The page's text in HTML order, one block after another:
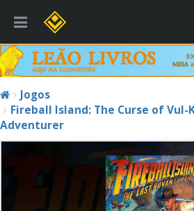
Jogos
Fireball Island: The Curse of Vul-
Adventurer